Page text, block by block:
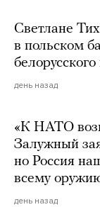
Светлане
в польском
день назад
«К НАТО
Залужный
но Россия
всему
день назад